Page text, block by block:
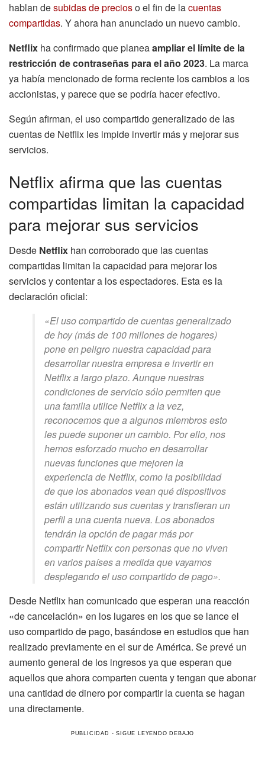
hablan desubidas de precioso el fin de lacuentas
compartidas. Y ahora han anunciado un nuevo cambio.
Netflix ha confirmado que planeaampliar el límite de la
restricción de contraseñas para el año 2023. La marca
ya había mencionado de forma reciente los cambios a los
accionistas, y parece que se podría hacer efectivo.
Según afirman, el uso compartido generalizado de las
cuentas de Netflix les impide invertir más y mejorar sus
servicios.
Netflix afirma que las cuentas
compartidas limitan la capacidad
para mejorar sus servicios
Desde Netflix han corroborado que las cuentas
compartidas limitan la capacidad para mejorar los
servicios y contentar a los espectadores. Esta es la
declaración oficial:
«El uso compartido de cuentas generalizado
de hoy (más de 100 millones de hogares)
pone en peligro nuestra capacidad para
desarrollar nuestra empresa e invertir en
Netflix a largo plazo. Aunque nuestras
condiciones de servicio sólo permiten que
una familia utilice Netflix a la vez,
reconocemos que a algunos miembros esto
les puede suponer un cambio. Por ello, nos
hemos esforzado mucho en desarrollar
nuevas funciones que mejoren la
experiencia de Netflix, como la posibilidad
de que los abonados vean qué dispositivos
están utilizando sus cuentas y transfieran un
perfil a una cuenta nueva. Los abonados
tendrán la opción de pagar más por
compartir Netflix con personas que no viven
en varios países a medida que vayamos
desplegando el uso compartido de pago».
Desde Netflix han comunicado que esperan una reacción
«de cancelación» en los lugares en los que se lance el
uso compartido de pago, basándose en estudios que han
realizado previamente en el sur de América. Se prevé un
aumento general de los ingresos ya que esperan que
aquellos que ahora comparten cuenta y tengan que abonar
una cantidad de dinero por compartir la cuenta se hagan
una directamente.